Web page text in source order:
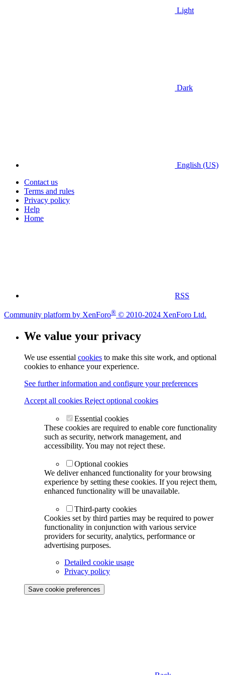
Light
Dark
English (US)
Contact us
Terms and rules
Privacy policy
Help
Home
RSS
Community platform by XenForo® © 2010-2024 XenForo Ltd.
We value your privacy
We use essential cookies to make this site work, and optional
cookies to enhance your experience.
See further information and configure your preferences
Accept all cookies Reject optional cookies
Essential cookies
These cookies are required to enable core functionality
such as security, network management, and
accessibility. You may not reject these.
Optional cookies
We deliver enhanced functionality for your browsing
experience by setting these cookies. If you reject them,
enhanced functionality will be unavailable.
Third-party cookies
Cookies set by third parties may be required to power
functionality in conjunction with various service
providers for security, analytics, performance or
advertising purposes.
Detailed cookie usage
Privacy policy
Save cookie preferences